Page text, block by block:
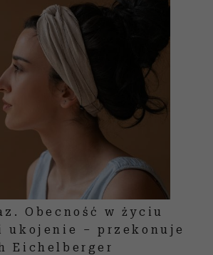
Obecność w życiu
ukojenie – przekonuje
Eichelberger